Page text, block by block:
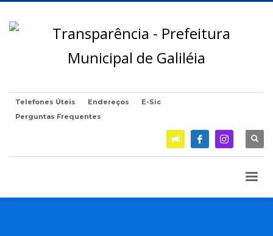
Telefones Úteis Endereços
E-Sic
Perguntas Frequentes